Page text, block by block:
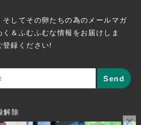
してその卵たちの為のメールマガ
＆ふむふむな情報をお届けしま
登録ください!
解除